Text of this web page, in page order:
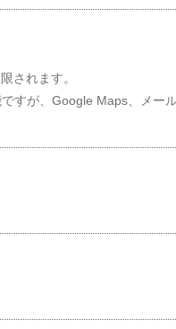
されます。
すが、Google Maps、メー